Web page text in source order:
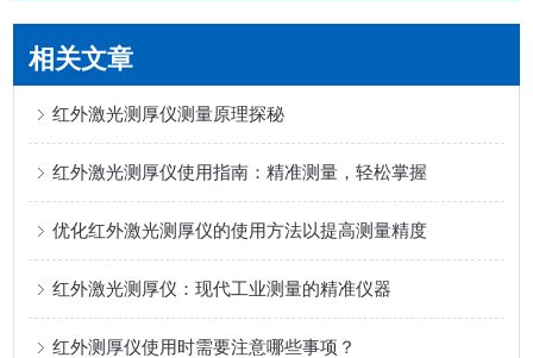
相关文章
红外激光测厚仪测量原理探秘
红外激光测厚仪使用指南：精准测量，轻松掌握
优化红外激光测厚仪的使用方法以提高测量精度
红外激光测厚仪：现代工业测量的精准仪器
红外测厚仪使用时需要注意哪些事项？